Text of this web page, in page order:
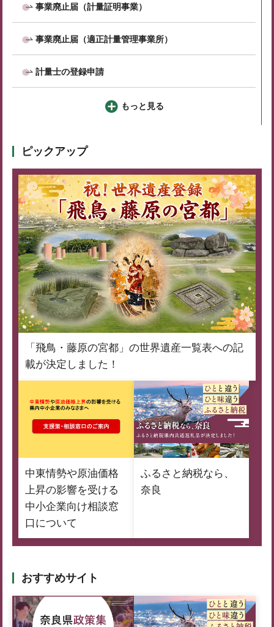
事業廃止届（計量証明事業）
事業廃止届（適正計量管理事業所）
計量士の登録申請
もっと見る
ピックアップ
「飛鳥・藤原の宮都」の世界遺産一覧表への記
載が決定しました！
中東情勢や原油価格
上昇の影響を受ける
中小企業向け相談窓
口について
ふるさと納税なら、
奈良
おすすめサイト